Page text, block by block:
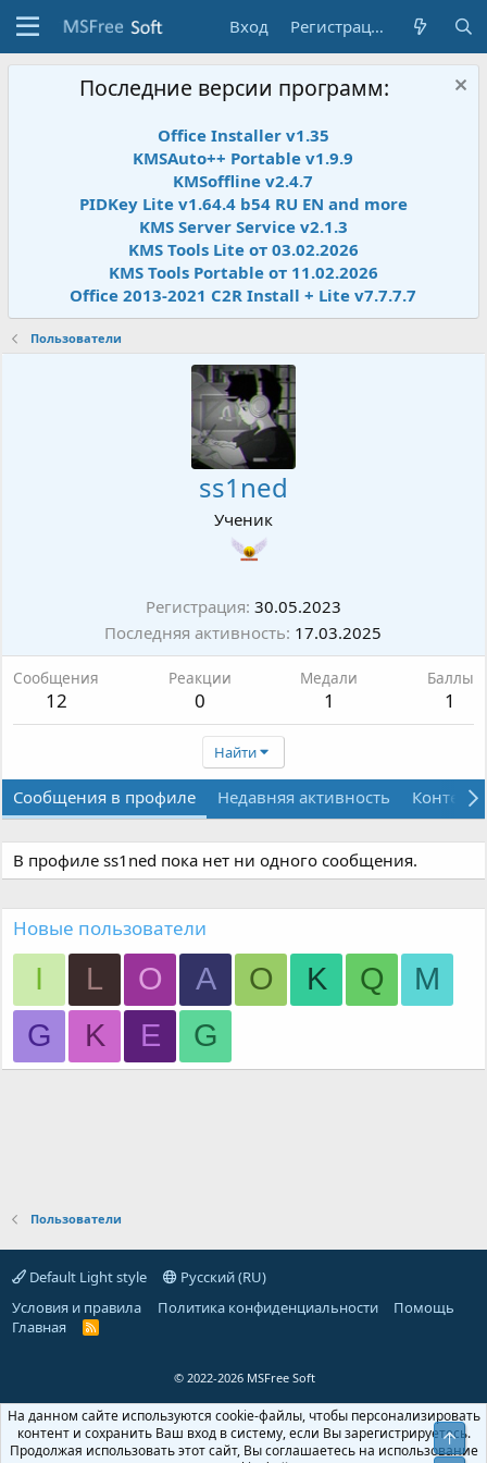
Вход Регистрация
Последние версии программ:
Office Installer v1.35
KMSAuto++ Portable v1.9.9
KMSoffline v2.4.7
PIDKey Lite v1.64.4 b54 RU EN and more
KMS Server Service v2.1.3
KMS Tools Lite от 03.02.2026
KMS Tools Portable от 11.02.2026
Office 2013-2021 C2R Install + Lite v7.7.7.7
Пользователи
ss1ned
Ученик
Регистрация 30.05.2023
Последняя активность 17.03.2025
Сообщения
12
Реакции
0
Медали
1
Баллы
1
Найти
Сообщения в профиле Недавняя активность Контент
В профиле ss1ned пока нет ни одного сообщения.
Новые пользователи
I L O A O K Q
M
G
K E G
Пользователи
Default Light style
Русский (RU)
Условия и правила
Политика конфиденциальности
Помощь
Главная
R
© 2022-2026 MSFree Soft
На данном сайте используются cookie-файлы, чтобы персонализировать
контент и сохранить Ваш вход в систему, если Вы зарегистрируетесь.
Продолжая использовать этот сайт, Вы соглашаетесь на использование
Верх